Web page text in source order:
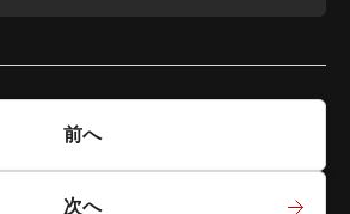
前へ
次へ